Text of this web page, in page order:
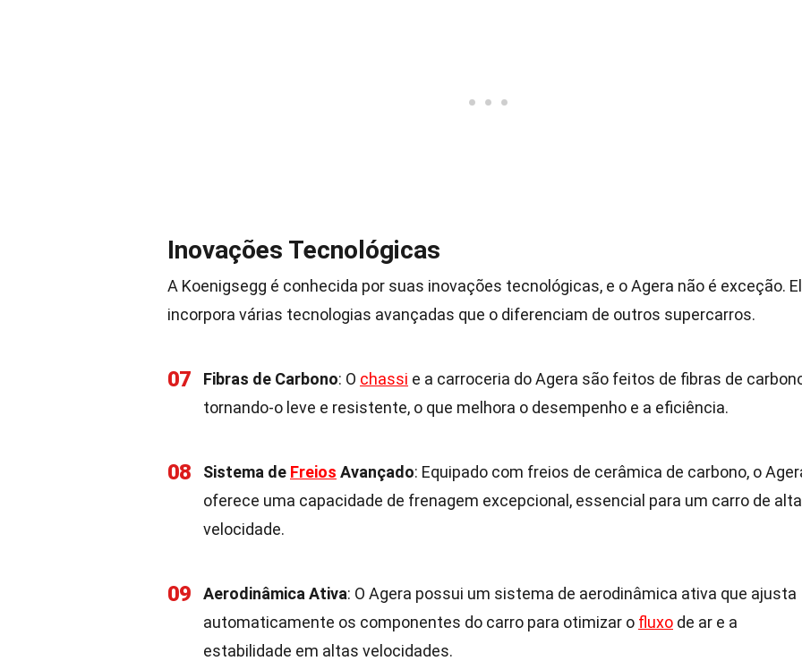
Inovações Tecnológicas
A Koenigsegg é conhecida por suas inovações tecnológicas, e o Agera não é exceção.
incorpora várias tecnologias avançadas que o diferenciam de outros supercarros.
07 Fibras de Carbono: O chassi e a carroceria do Agera são feitos de fibras de
tornando-o leve e resistente, o que melhora o desempenho e a eficiência.
08 Sistema de Freios Avançado: Equipado com freios de cerâmica de carbono, o
oferece uma capacidade de frenagem excepcional, essencial para um carro de alta
velocidade.
09 Aerodinâmica Ativa: O Agera possui um sistema de aerodinâmica ativa que ajusta
automaticamente os componentes do carro para otimizar o fluxo de ar e a
estabilidade em altas velocidades.